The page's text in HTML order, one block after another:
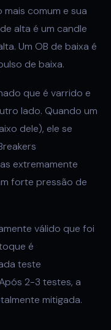
comum e sua
alta é um candle
Um OB de baixa é
de baixa.
que é varrido e
lado. Quando um
dele), ele se
extremamente
forte pressão de
válido que foi
é
teste
2-3 testes, a
mitigada.